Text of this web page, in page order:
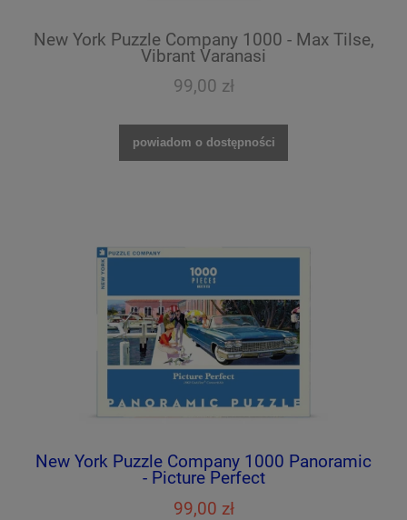
New York Puzzle Company 1000 - Max Tilse,
Vibrant Varanasi
99,00 zł
powiadom o dostępności
New York Puzzle Company 1000 Panoramic
- Picture Perfect
99,00 zł